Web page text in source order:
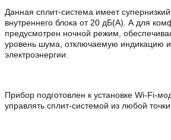
Данная сплит-система имеет
внутреннего блока от 20 дБ(А). А для
предусмотрен ночной режим,
уровень шума, отключаемую индикацию
электроэнергии.
Прибор подготовлен к установке Wi-Fi-
управлять сплит-системой из любой